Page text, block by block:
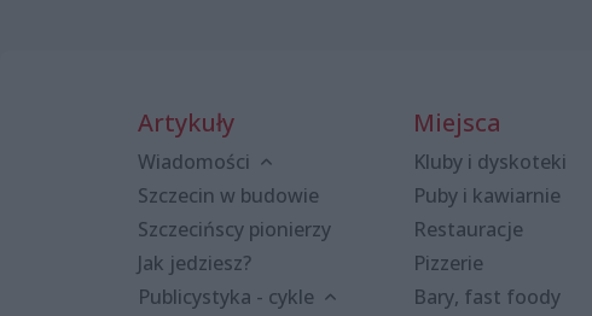
Artykuły
Wiadomości
Szczecin w budowie
Szczecińscy pionierzy
Jak jedziesz?
Publicystyka - cykle
Miejsca
Kluby i dyskoteki
Puby i kawiarnie
Restauracje
Pizzerie
Bary, fast foody